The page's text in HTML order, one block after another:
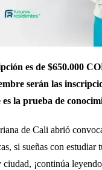
es de $650.000
serán las
la prueba de
de Cali abrió
si sueñas con estudiar
ciudad, ¡continúa